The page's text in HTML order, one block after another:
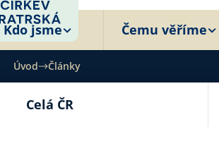
Kdo jsme Čemu věříme
Úvod Články
Celá ČR